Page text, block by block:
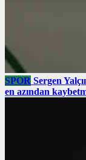
SPOR Sergen
en azından